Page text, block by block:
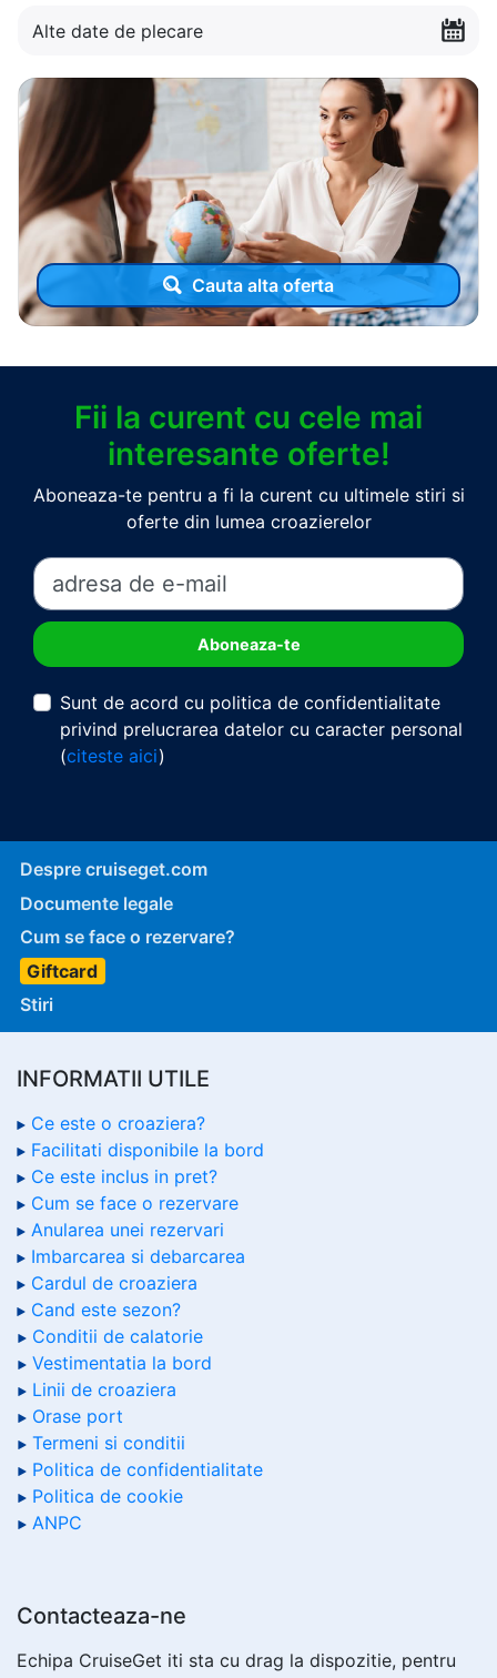
Alte date de plecare
Cauta alta oferta
Fii la curent cu cele mai
interesante oferte!
Aboneaza-te pentru a fi la curent cu ultimele stiri si
oferte din lumea croazierelor
Sunt de acord cu politica de confidentialitate
privind prelucrarea datelor cu caracter personal
(citeste aici)
Despre cruiseget.com
Documente legale
Cum se face o rezervare?
Giftcard
Stiri
INFORMATII UTILE
Ce este o croaziera?
Facilitati disponibile la bord
Ce este inclus in pret?
Cum se face o rezervare
Anularea unei rezervari
Imbarcarea si debarcarea
Cardul de croaziera
Cand este sezon?
Conditii de calatorie
Vestimentatia la bord
Linii de croaziera
Orase port
Termeni si conditii
Politica de confidentialitate
Politica de cookie
ANPC
Contacteaza-ne
Echipa CruiseGet iti sta cu drag la dispozitie, pentru